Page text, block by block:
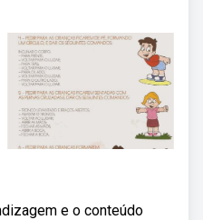
e o conteúdo